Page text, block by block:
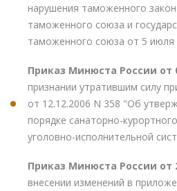
нарушения таможенного
таможенного союза и
таможенного союза от 5 июля
Приказ Минюста России от
признании утратившим силу
от 12.12.2006 N 358 "Об
порядке санаторно-
уголовно-исполнительной
Приказ Минюста России от
внесении изменений в